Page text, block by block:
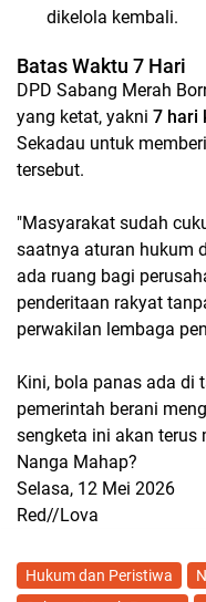
dikelola kembali.
Batas Waktu 7 Hari
​DPD Sabang Merah
yang ketat, yakni 7 hari
Sekadau untuk
tersebut.
​"Masyarakat sudah
saatnya aturan hukum
ada ruang bagi
penderitaan rakyat
perwakilan lembaga
​Kini, bola panas ada di
pemerintah berani
sengketa ini akan terus
Nanga Mahap?
Selasa, 12 Mei 2026
Red//Lova
Hukum dan Peristiwa